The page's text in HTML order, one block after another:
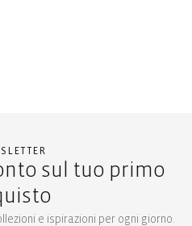
sul tuo primo
e ispirazioni per ogni giorno.